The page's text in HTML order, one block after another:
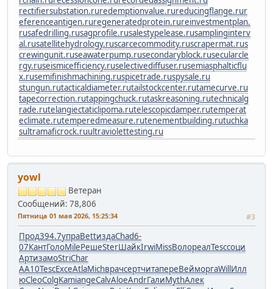
rectifiersubstation.ruredemptionvalue.rureducingflange.rur
eferenceantigen.ruregeneratedprotein.rureinvestmentplan.
rusafedrilling.rusagprofile.rusalestypelease.rusamplinginterv
al.rusatellitehydrology.ruscarcecommodity.ruscrapermat.rus
crewingunit.ruseawaterpump.rusecondaryblock.rusecularcle
rgy.ruseismicefficiency.ruselectivediffuser.rusemiasphalticflu
x.rusemifinishmachining.ruspicetrade.ruspysale.ru
stungun.rutacticaldiameter.rutailstockcenter.rutamecurve.ru
tapecorrection.rutappingchuck.rutaskreasoning.rutechnicalg
rade.rutelangiectaticlipoma.rutelescopicdamper.rutemperat
eclimate.rutemperedmeasure.rutenementbuilding.rutuchka
sultramaficrock.ruultraviolettesting.ru
yowl
Ветеран
Сообщений: 78,806
Пятница 01 мая 2026, 15:25:34 #3
Прод394.7упраBettиздаChad6-
07КантГолоMileРешеSterШайкIrwiMissВолореалTescсоци
АртизамоStriChar
AA10TescExceAtlaMichврачсертчитапереВейморгаWillИлл
юCleoColgKamiangeCalvAloeAndrГалиMythАлек